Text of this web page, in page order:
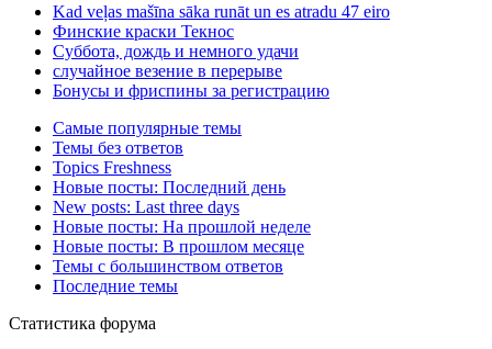
Kad veļas mašīna sāka runāt un es atradu 47 eiro
Финские краски Текнос
Суббота, дождь и немного удачи
случайное везение в перерыве
Бонусы и фриспины за регистрацию
Самые популярные темы
Темы без ответов
Topics Freshness
Новые посты: Последний день
New posts: Last three days
Новые посты: На прошлой неделе
Новые посты: В прошлом месяце
Темы с большинством ответов
Последние темы
Статистика форума